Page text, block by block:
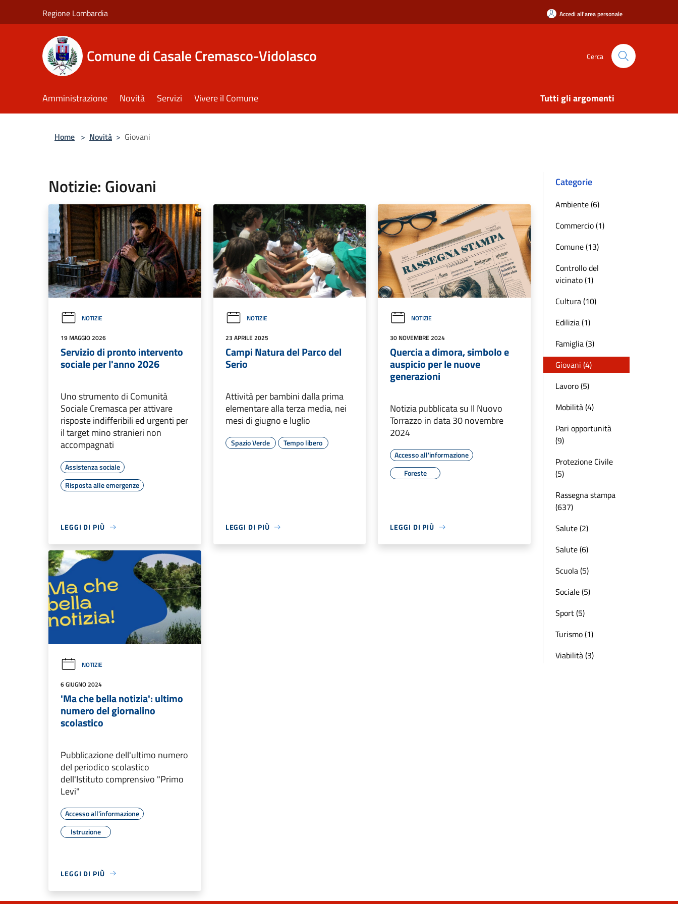
Regione Lombardia Accedi all'area personale
Comune di Casale Cremasco-Vidolasco Cerca
Amministrazione Novità Servizi Vivere il Comune Tutti gli argomenti
Home > Novità > Giovani
Notizie: Giovani
NOTIZIE
19 MAGGIO 2026
Servizio di pronto intervento
sociale per l'anno 2026
Uno strumento di Comunità
Sociale Cremasca per attivare
risposte indifferibili ed urgenti per
il target mino stranieri non
accompagnati
Assistenza sociale
Risposta alle emergenze
LEGGI DI PIÙ
NOTIZIE
23 APRILE 2025
Campi Natura del Parco del
Serio
Attività per bambini dalla prima
elementare alla terza media, nei
mesi di giugno e luglio
Spazio Verde Tempo libero
LEGGI DI PIÙ
NOTIZIE
30 NOVEMBRE 2024
Quercia a dimora, simbolo e
auspicio per le nuove
generazioni
Notizia pubblicata su Il Nuovo
Torrazzo in data 30 novembre
2024
Accesso all'informazione
Foreste
LEGGI DI PIÙ
NOTIZIE
6 GIUGNO 2024
'Ma che bella notizia': ultimo
numero del giornalino
scolastico
Pubblicazione dell'ultimo numero
del periodico scolastico
dell'Istituto comprensivo "Primo
Levi"
Accesso all'informazione
Istruzione
LEGGI DI PIÙ
Categorie
Ambiente (6)
Commercio (1)
Comune (13)
Controllo del
vicinato (1)
Cultura (10)
Edilizia (1)
Famiglia (3)
Giovani (4)
Lavoro (5)
Mobilità (4)
Pari opportunità
(9)
Protezione Civile
(5)
Rassegna stampa
(637)
Salute (2)
Salute (6)
Scuola (5)
Sociale (5)
Sport (5)
Turismo (1)
Viabilità (3)